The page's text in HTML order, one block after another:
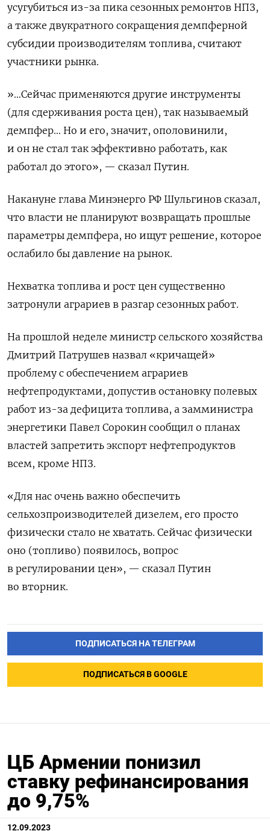
усугубиться из-за пика сезонных ремонтов НПЗ,
а также двукратного сокращения демпферной
субсидии производителям топлива, считают
участники рынка.
»…Сейчас применяются другие инструменты
(для сдерживания роста цен), так называемый
демпфер… Но и его, значит, ополовинили,
и он не стал так эффективно работать, как
работал до этого», — сказал Путин.
Накануне глава Минэнерго РФ Шульгинов сказал,
что власти не планируют возвращать прошлые
параметры демпфера, но ищут решение, которое
ослабило бы давление на рынок.
Нехватка топлива и рост цен существенно
затронули аграриев в разгар сезонных работ.
На прошлой неделе министр сельского хозяйства
Дмитрий Патрушев назвал «кричащей»
проблему с обеспечением аграриев
нефтепродуктами, допустив остановку полевых
работ из-за дефицита топлива, а замминистра
энергетики Павел Сорокин сообщил о планах
властей запретить экспорт нефтепродуктов
всем, кроме НПЗ.
«Для нас очень важно обеспечить
сельхозпроизводителей дизелем, его просто
физически стало не хватать. Сейчас физически
оно (топливо) появилось, вопрос
в регулировании цен», — сказал Путин
во вторник.
ПОДПИСАТЬСЯ НА ТЕЛЕГРАМ
ПОДПИСАТЬСЯ В GOOGLE
ЦБ Армении понизил
ставку рефинансирования
до 9,75%
12.09.2023